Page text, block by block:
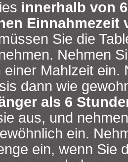
innerhalb von
Einnahmezeit
Sie die
Nehmen
einer Mahlzeit ein.
dann wie
als 6
aus, und
ein.
ein, wenn Sie